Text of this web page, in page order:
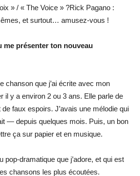
» / « The Voice » ?Rick Pagano :
et surtout… amusez-vous !
me présenter ton nouveau
chanson que j’ai écrite avec mon
il y a environ 2 ou 3 ans. Elle parle de
de faux espoirs. J’avais une mélodie qui
— depuis quelques mois. Puis, un bon
ça sur papier et en musique.
pop-dramatique que j’adore, et qui est
chansons les plus écoutées.